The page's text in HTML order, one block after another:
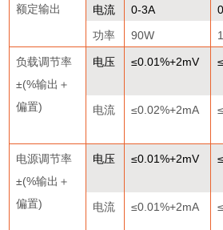
额定输出 电流 0-3A
功率
90W
负载调节率
±(%输出＋
偏置)
电压 ≤0.01%+2mV
电流
≤0.02%+2mA
电源调节率
±(%输出＋
偏置)
电压 ≤0.01%+2mV
电流
≤0.01%+2mA